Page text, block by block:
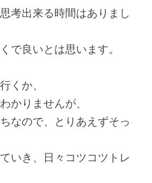
考出来る時間はありまし
で良いとは思います。
くか、
かりませんが、
なので、とりあえずそっ
いき、日々コツコツトレ